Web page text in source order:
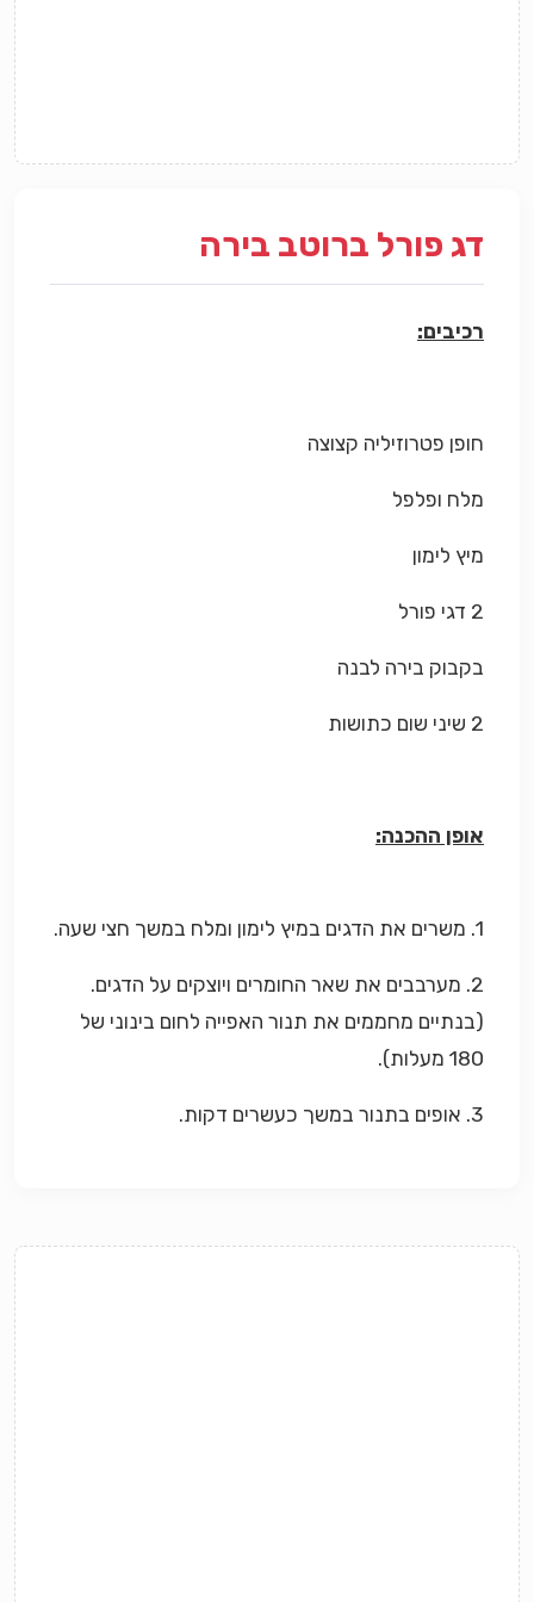
דג פורל ברוטב בירה
רכיבים:
חופן פטרוזיליה קצוצה
מלח ופלפל
מיץ לימון
2 דגי פורל
בקבוק בירה לבנה
2 שיני שום כתושות
אופן ההכנה:
1. משרים את הדגים במיץ לימון ומלח במשך חצי שעה.
2. מערבבים את שאר החומרים ויוצקים על הדגים.
(בנתיים מחממים את תנור האפייה לחום בינוני של
180 מעלות).
3. אופים בתנור במשך כעשרים דקות.